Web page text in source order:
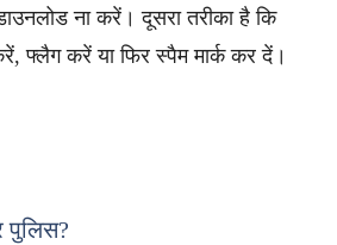
ना करें। दूसरा तरीका है कि
फ्लैग करें या फिर स्पैम मार्क कर दें।
पुलिस?